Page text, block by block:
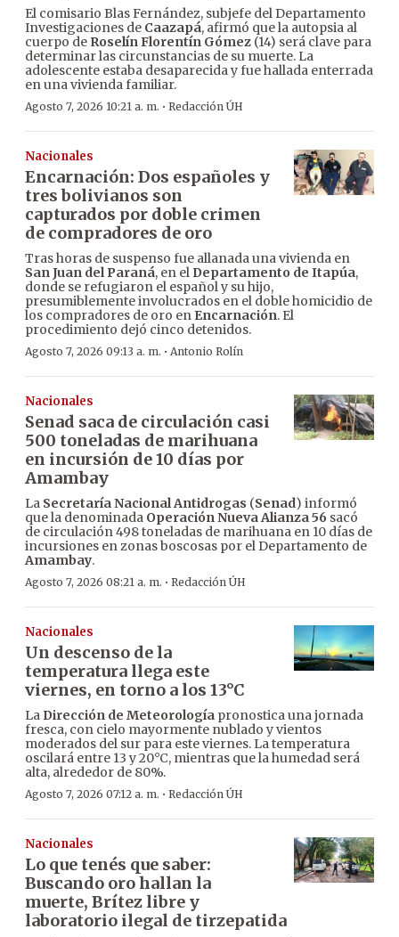
El comisario Blas Fernández, subjefe del Departamento
Investigaciones de Caazapá, afirmó que la autopsia al
cuerpo de Roselín Florentín Gómez (14) será clave para
determinar las circunstancias de su muerte. La
adolescente estaba desaparecida y fue hallada enterrada
en una vivienda familiar.
Agosto 7, 2026 10:21 a. m. · Redacción ÚH
Nacionales
Encarnación: Dos españoles y
tres bolivianos son
capturados por doble crimen
de compradores de oro
Tras horas de suspenso fue allanada una vivienda en
San Juan del Paraná, en el Departamento de Itapúa,
donde se refugiaron el español y su hijo,
presumiblemente involucrados en el doble homicidio de
los compradores de oro en Encarnación. El
procedimiento dejó cinco detenidos.
Agosto 7, 2026 09:13 a. m. · Antonio Rolín
Nacionales
Senad saca de circulación casi
500 toneladas de marihuana
en incursión de 10 días por
Amambay
La Secretaría Nacional Antidrogas (Senad) informó
que la denominada Operación Nueva Alianza 56 sacó
de circulación 498 toneladas de marihuana en 10 días de
incursiones en zonas boscosas por el Departamento de
Amambay.
Agosto 7, 2026 08:21 a. m. · Redacción ÚH
Nacionales
Un descenso de la
temperatura llega este
viernes, en torno a los 13°C
La Dirección de Meteorología pronostica una jornada
fresca, con cielo mayormente nublado y vientos
moderados del sur para este viernes. La temperatura
oscilará entre 13 y 20°C, mientras que la humedad será
alta, alrededor de 80%.
Agosto 7, 2026 07:12 a. m. · Redacción ÚH
Nacionales
Lo que tenés que saber:
Buscando oro hallan la
muerte, Brítez libre y
laboratorio ilegal de tirzepatida